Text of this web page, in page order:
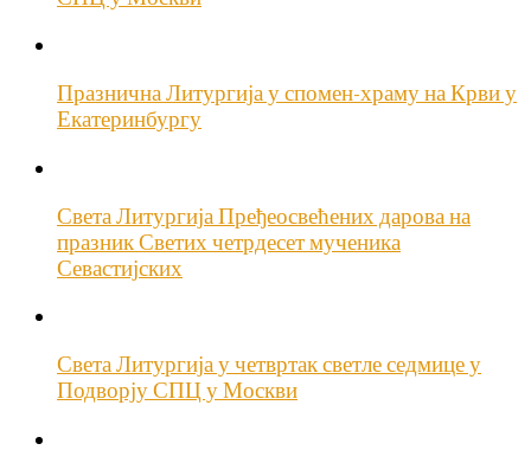
Празнична Литургија у спомен-храму на Крви у
Екатеринбургу
Света Литургија Пређеосвећених дарова на
празник Светих четрдесет мученика
Севастијских
Света Литургија у четвртак светле седмице у
Подворју СПЦ у Москви